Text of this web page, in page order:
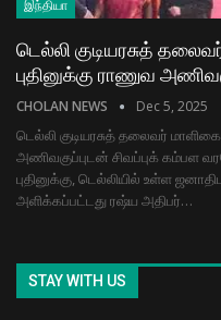
இந்தியா
டெல்லி குடியரசுத்
புதினுக்கு ராணுவ
CHOLAN NEWS Dec 5, 2025
டெல்லி குடியரசுத் தலைவர்
அணிவகுப்​புடன் சிவப்புக் கம்பள
புதினுக்கு, டெல்லியில் உள்ள
அளிக்கப்பட்டது ரஷ்ய அதிபர்…
STAY WITH US